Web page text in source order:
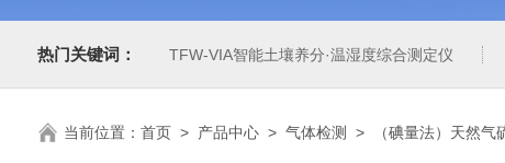
热门关键词： TFW-VIA智能土壤养分·温湿度综合测定仪
当前位置： 首页> 产品中心> 气体检测 > （碘量法）天然气